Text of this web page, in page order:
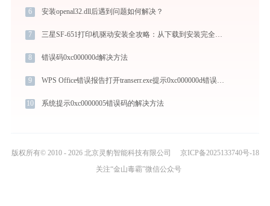
6 安装openal32.dll后遇到问题如何解决？
7 三星SF-651打印机驱动安装全攻略：从下载到安装完全教程
8 错误码0xc000000d解决方法
9 WPS Office错误报告打开transerr.exe提示0xc000000d错误码怎么办
10 系统提示0xc0000005错误码的解决方法
版权所有© 2010 - 2026 北京灵豹智能科技有限公司
京ICP备2025133740号-18
关注“金山毒霸”微信公众号